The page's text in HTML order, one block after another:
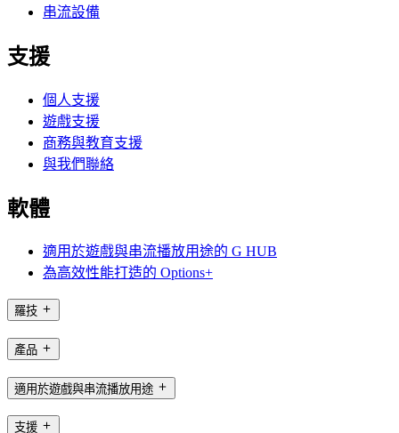
串流設備
支援
個人支援
遊戲支援
商務與教育支援
與我們聯絡
軟體
適用於遊戲與串流播放用途的 G HUB
為高效性能打造的 Options+
羅技
產品
適用於遊戲與串流播放用途
支援